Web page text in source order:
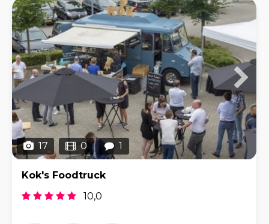
17 0 1
Kok's Foodtruck
10,0